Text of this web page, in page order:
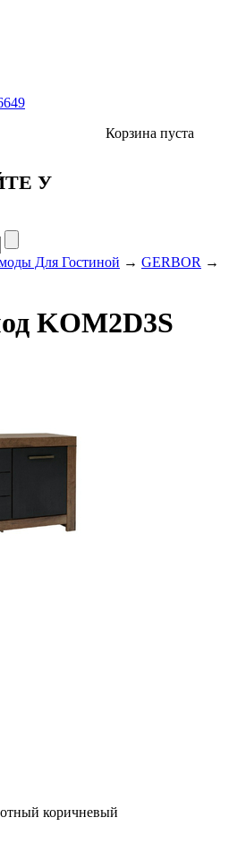
Корзина пуста
У
Для Гостиной → GERBOR →
KOM2D3S
коричневый